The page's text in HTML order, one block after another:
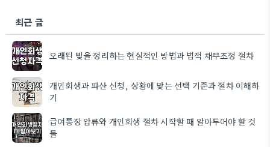
최근 글
오래된 빚을 정리하는 현실적인 방법과 법적 채무조정 절차
개인회생과 파산 신청, 상황에 맞는 선택 기준과 절차 이해하
기
급여통장 압류와 개인회생 절차 시작할 때 알아두어야 할 것
들